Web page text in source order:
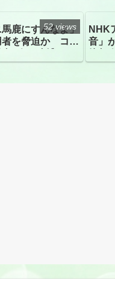
馬鹿にすんなよ」
者を脅迫か コン
52 views
NHK
音」
聴こ